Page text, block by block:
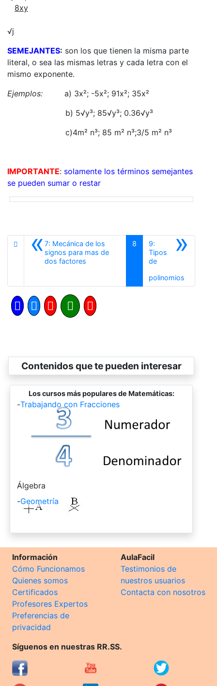
8xy
√j
SEMEJANTES: son los que tienen la misma parte
literal, o sea las mismas letras y cada letra con el
mismo exponente.
Ejemplos: a) 3x²; -5x²; 91x²; 35x²
b) 5√y³; 85√y³; 0.36√y³
c)4m² n³; 85 m² n³;3/5 m² n³
IMPORTANTE: solamente los términos semejantes
se pueden sumar o restar
«7: Mecánica de los
signos para mas de
dos factores
8 »
9:
Tipos
de
polinomiosSiguiente
Contenidos que te pueden interesar
Los cursos más populares de Matemáticas:
-Trabajando con Fracciones
-
Álgebra
-Geometría
Información
Cómo Funcionamos
Quienes somos
Certificados
Profesores Expertos
Preferencias de
privacidad
AulaFacil
Testimonios de
nuestros usuarios
Contacta con nosotros
Síguenos en nuestras RR.SS.